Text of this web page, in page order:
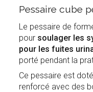
Pessaire cube
Le pessaire de
pour soulager les
pour les fuites
porté pendant la
Ce pessaire est
renforcé avec des